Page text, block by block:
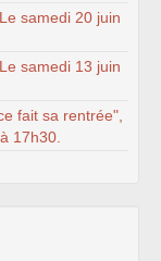
samedi 20 juin
samedi 13 juin
fait sa rentrée",
17h30.